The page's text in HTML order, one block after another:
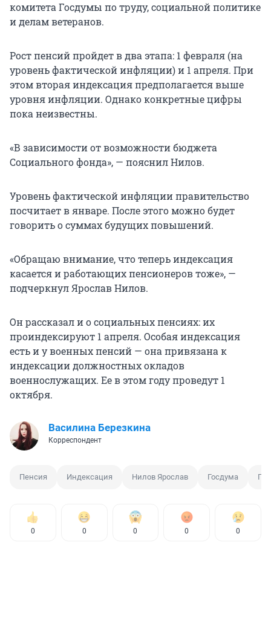
комитета Госдумы по труду, социальной политике
и делам ветеранов.
Рост пенсий пройдет в два этапа: 1 февраля (на
уровень фактической инфляции) и 1 апреля. При
этом вторая индексация предполагается выше
уровня инфляции. Однако конкретные цифры
пока неизвестны.
«В зависимости от возможности бюджета
Социального фонда», — пояснил Нилов.
Уровень фактической инфляции правительство
посчитает в январе. После этого можно будет
говорить о суммах будущих повышений.
«Обращаю внимание, что теперь индексация
касается и работающих пенсионеров тоже», —
подчеркнул Ярослав Нилов.
Он рассказал и о социальных пенсиях: их
проиндексируют 1 апреля. Особая индексация
есть и у военных пенсий — она привязана к
индексации должностных окладов
военнослужащих. Ее в этом году проведут 1
октября.
Василина Березкина
Корреспондент
Пенсия Индексация Нилов Ярослав Госдума
0 0 0 0 0